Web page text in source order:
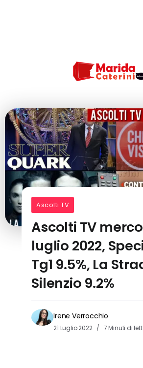
Ascolti TV
Ascolti TV
luglio 2022,
Tg1 9.5%, La
Silenzio 9.2%
Irene Verrocchio
21 Luglio 2022 7 Minuti di